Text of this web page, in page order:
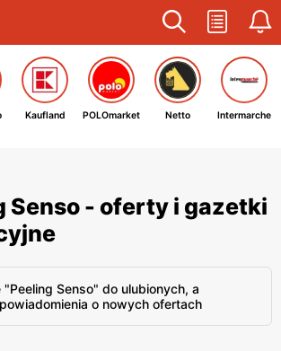
Kaufland POLOmarket Netto Intermarche
Senso - oferty i gazetki
"Peeling Senso" do ulubionych, a
o nowych ofertach